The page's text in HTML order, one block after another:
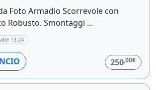
Foto Armadio Scorrevole con
Robusto. Smontaggi ...
13:24
250,00€